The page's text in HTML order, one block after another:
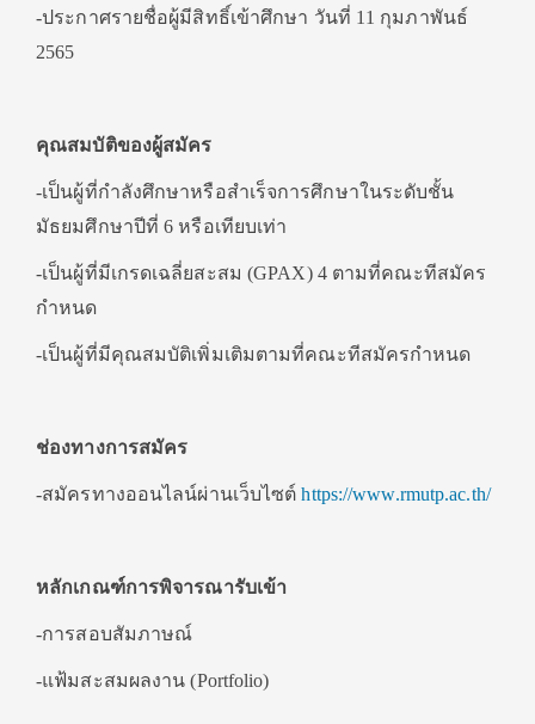
-ประกาศรายชื่อผู้มีสิทธิ์เข้าศึกษา วันที่ 11 กุมภาพันธ์
2565
คุณสมบัติของผู้สมัคร
-เป็นผู้ที่กำลังศึกษาหรือสำเร็จการศึกษาในระดับชั้น
มัธยมศึกษาปีที่ 6 หรือเทียบเท่า
-เป็นผู้ที่มีเกรดเฉลี่ยสะสม (GPAX) 4 ตามที่คณะทีสมัคร
กำหนด
-เป็นผู้ที่มีคุณสมบัติเพิ่มเติมตามที่คณะทีสมัครกำหนด
ช่องทางการสมัคร
-สมัครทางออนไลน์ผ่านเว็บไซต์https://www.rmutp.ac.th/
หลักเกณฑ์การพิจารณารับเข้า
-การสอบสัมภาษณ์
-แฟ้มสะสมผลงาน (Portfolio)